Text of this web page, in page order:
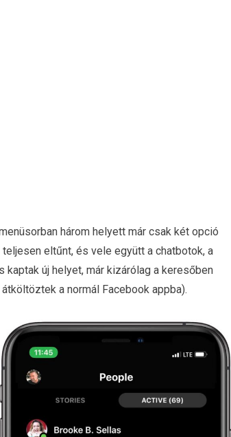
három helyett már csak két opció
eltűnt, és vele együtt a chatbotok, a
új helyet, már kizárólag a keresőben
a normál Facebook appba).